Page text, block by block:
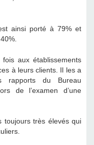
ainsi porté à 79% et
aux établissements
à leurs clients. Il les a
rapports du Bureau
de l’examen d’une
toujours très élevés qui